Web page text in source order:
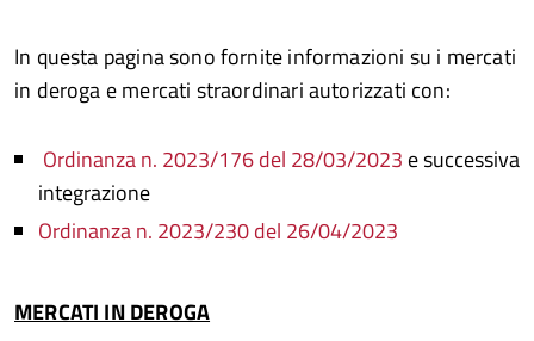
network
Facebook
su
Twitter
Condividi
su
Facebook
Condividi
su
In questa pagina sono fornite informazioni su i mercati
in deroga e mercati straordinari autorizzati con:
Ordinanza n. 2023/176 del 28/03/2023 e successiva
integrazione
Ordinanza n. 2023/230 del 26/04/2023
MERCATI IN DEROGA